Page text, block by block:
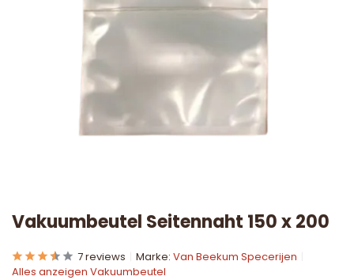
Vakuumbeutel Seitennaht 150 x 200
7 reviews Marke: Van Beekum Specerijen
Alles anzeigen Vakuumbeutel